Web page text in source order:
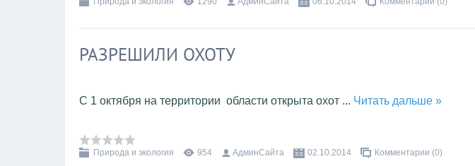
РАЗРЕШИЛИ ОХОТУ
С 1 октября на территории области открыта охот ... Читать дальше »
Природа и экология 954 АдминСайта 02.10.2014 Комментарии (0)